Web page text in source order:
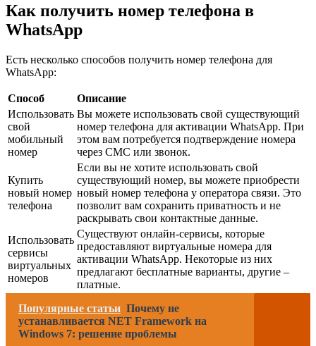
Как получить номер телефона в
WhatsApp
Есть несколько способов получить номер телефона для
WhatsApp:
Способ
Описание
Использовать
свой
мобильный
номер
Вы можете использовать свой существующий
номер телефона для активации WhatsApp. При
этом вам потребуется подтверждение номера
через СМС или звонок.
Купить
новый номер
телефона
Если вы не хотите использовать свой
существующий номер, вы можете приобрести
новый номер телефона у оператора связи. Это
позволит вам сохранить приватность и не
раскрывать свои контактные данные.
Использовать
сервисы
виртуальных
номеров
Существуют онлайн-сервисы, которые
предоставляют виртуальные номера для
активации WhatsApp. Некоторые из них
предлагают бесплатные варианты, другие –
платные.
Популярные статьи Почему не
устанавливается NET Framework на
Windows 7: решение проблемы